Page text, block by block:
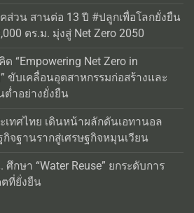
วน สานต่อ 13 ปี #ปลูกเพื่อโลกยั่งยืน
ตร.ม. มุ่งสู่ Net Zero 2050
“Empowering Net Zero in
ขับเคลื่อนอุตสาหกรรมก่อสร้างและ
ต่ำอย่างยั่งยืน
เทศไทย เดินหน้าผลักดันเอทานอล
กิจฐานรากสู่เศรษฐกิจหมุนเวียน
กษา “Water Reuse” ยกระดับการ
ที่ยั่งยืน